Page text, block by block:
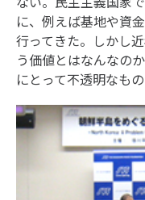
に、例えば基地や資
行ってきた。しかし
う価値とはなんなの
にとって不透明なも